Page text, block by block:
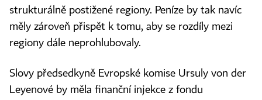
strukturálně postižené regiony. Peníze by tak navíc
měly zároveň přispět k tomu, aby se rozdíly mezi
regiony dále neprohlubovaly.
Slovy předsedkyně Evropské komise Ursuly von der
Leyenové by měla finanční injekce z fondu